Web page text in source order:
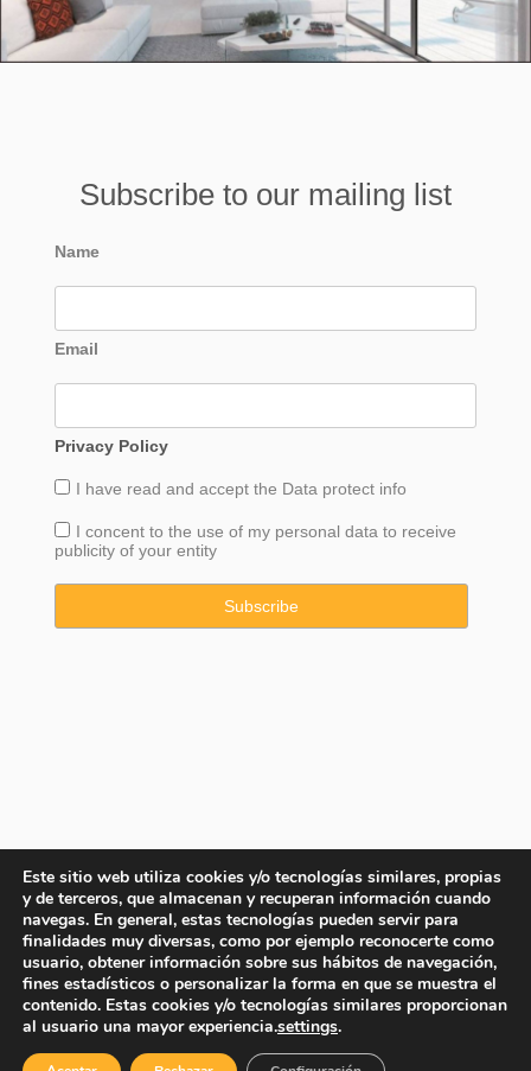
Subscribe to our mailing list
Name
Email
Privacy Policy
I have read and accept the Data protect info
I concent to the use of my personal data to receive
publicity of your entity
Copyright © 2025 Property Consulting Spain By JadeVillas S.L. ·
Legal advice·Privacy Policy·Cookies Policy
Este sitio web utiliza cookies y/o tecnologías similares, propias
y de terceros, que almacenan y recuperan información cuando
navegas. En general, estas tecnologías pueden servir para
finalidades muy diversas, como por ejemplo reconocerte como
usuario, obtener información sobre sus hábitos de navegación,
fines estadísticos o personalizar la forma en que se muestra el
contenido. Estas cookies y/o tecnologías similares proporcionan
al usuario una mayor experiencia.settings.